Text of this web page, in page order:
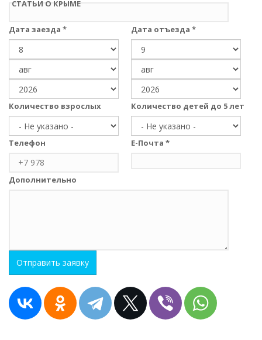
СТАТЬИ О КРЫМЕ
Дата заезда *
День
Месяц
Год
Дата отъезда *
День
Месяц
Год
Количество взрослых
Количество детей до 5 лет
Телефон Е-Почта *
Дополнительно
Отправить заявку